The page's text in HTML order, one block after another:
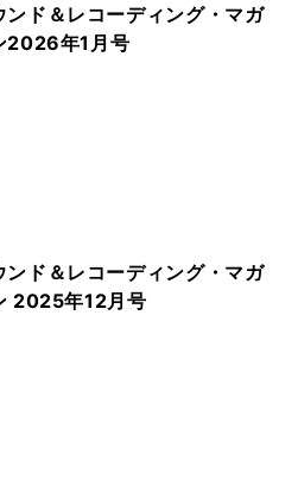
ンド＆レコーディング・マガ
2026年1月号
ンド＆レコーディング・マガ
2025年12月号